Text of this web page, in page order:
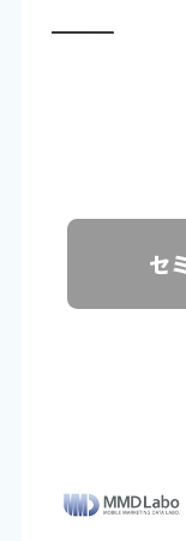
―――――――――――――――――――――――――――――――――――
セ